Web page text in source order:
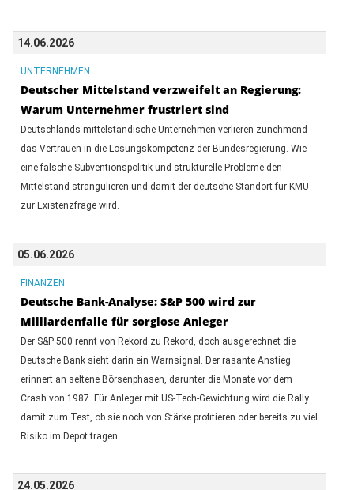
14.06.2026
UNTERNEHMEN
Deutscher Mittelstand verzweifelt an Regierung:
Warum Unternehmer frustriert sind
Deutschlands mittelständische Unternehmen verlieren zunehmend
das Vertrauen in die Lösungskompetenz der Bundesregierung. Wie
eine falsche Subventionspolitik und strukturelle Probleme den
Mittelstand strangulieren und damit der deutsche Standort für KMU
zur Existenzfrage wird.
05.06.2026
FINANZEN
Deutsche Bank-Analyse: S&P 500 wird zur
Milliardenfalle für sorglose Anleger
Der S&P 500 rennt von Rekord zu Rekord, doch ausgerechnet die
Deutsche Bank sieht darin ein Warnsignal. Der rasante Anstieg
erinnert an seltene Börsenphasen, darunter die Monate vor dem
Crash von 1987. Für Anleger mit US-Tech-Gewichtung wird die Rally
damit zum Test, ob sie noch von Stärke profitieren oder bereits zu viel
Risiko im Depot tragen.
24.05.2026